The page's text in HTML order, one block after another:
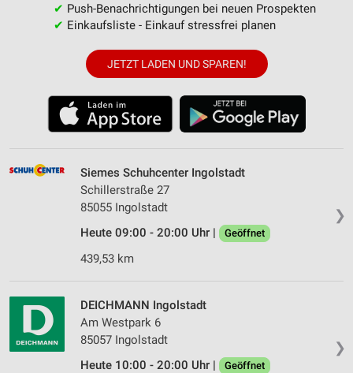
✔ Push-Benachrichtigungen bei neuen Prospekten
✔ Einkaufsliste - Einkauf stressfrei planen
JETZT LADEN UND SPAREN!
❯
Siemes Schuhcenter Ingolstadt
Schillerstraße 27
85055 Ingolstadt
Heute 09:00 - 20:00 Uhr |
Geöffnet
439,53 km
❯
DEICHMANN Ingolstadt
Am Westpark 6
85057 Ingolstadt
Heute 10:00 - 20:00 Uhr |
Geöffnet